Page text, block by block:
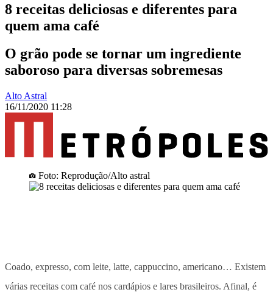
8 receitas deliciosas e diferentes para
quem ama café
O grão pode se tornar um ingrediente
saboroso para diversas sobremesas
Alto Astral
16/11/2020 11:28
Foto: Reprodução/Alto astral
Coado, expresso, com leite, latte, cappuccino, americano… Existem
várias receitas com café nos cardápios e lares brasileiros. Afinal, é